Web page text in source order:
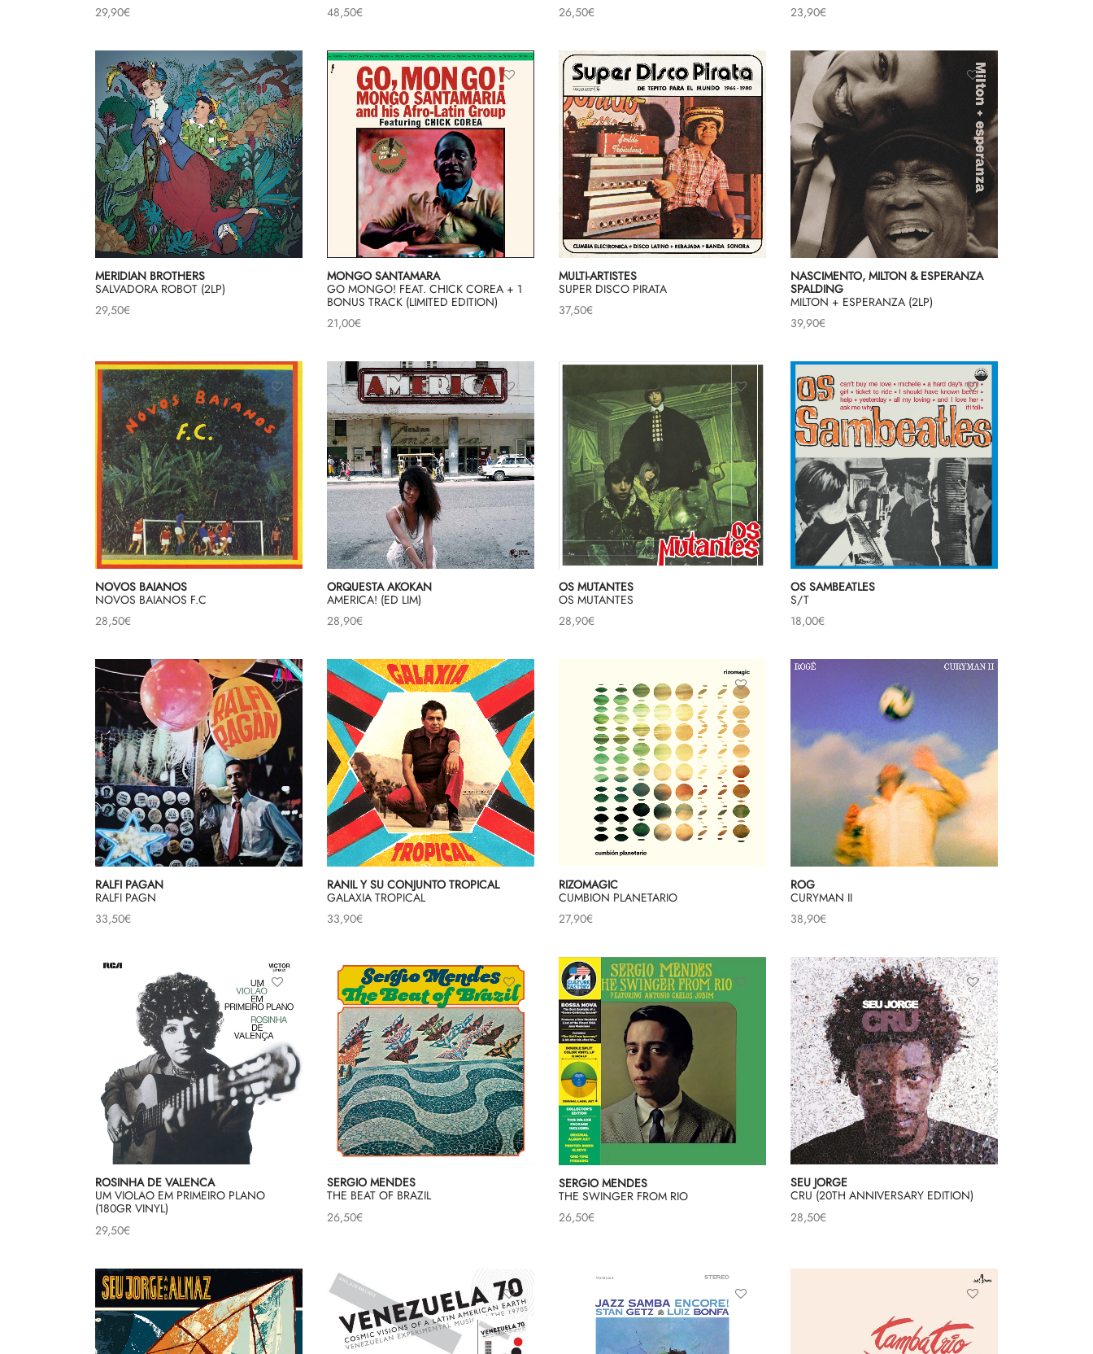
29,90€
48,50€
26,50€
23,90€
MERIDIAN BROTHERS
SALVADORA ROBOT (2LP)
29,50€
MONGO SANTAMARA
GO MONGO! FEAT. CHICK COREA + 1
BONUS TRACK (LIMITED EDITION)
21,00€
MULTI-ARTISTES
SUPER DISCO PIRATA
37,50€
NASCIMENTO, MILTON & ESPERANZA
SPALDING
MILTON + ESPERANZA (2LP)
39,90€
NOVOS BAIANOS
NOVOS BAIANOS F.C
28,50€
ORQUESTA AKOKAN
AMERICA! (ED LIM)
28,90€
OS MUTANTES
OS MUTANTES
28,90€
OS SAMBEATLES
S/T
18,00€
RALFI PAGAN
RALFI PAGN
33,50€
RANIL Y SU CONJUNTO TROPICAL
GALAXIA TROPICAL
33,90€
RIZOMAGIC
CUMBION PLANETARIO
27,90€
ROG
CURYMAN II
38,90€
ROSINHA DE VALENCA
UM VIOLAO EM PRIMEIRO PLANO
(180GR VINYL)
29,50€
SERGIO MENDES
THE BEAT OF BRAZIL
26,50€
SERGIO MENDES
THE SWINGER FROM RIO
26,50€
SEU JORGE
CRU (20TH ANNIVERSARY EDITION)
28,50€